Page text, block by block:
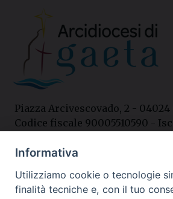
Piazza Arcivescovado, 2 - 04024
Codice fiscale 90005510590 -
Contatti
Informativa
Utilizziamo cookie o tecnologie
finalità tecniche e, con il tuo